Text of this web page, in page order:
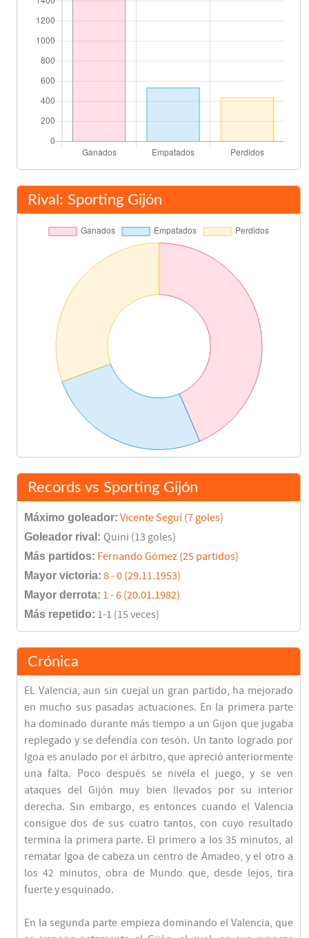
Rival: Sporting Gijón
Records vs Sporting Gijón
Máximo goleador: Vicente Seguí (7 goles)
Goleador rival: Quini (13 goles)
Más partidos: Fernando Gómez (25 partidos)
Mayor victoria: 8 - 0 (29.11.1953)
Mayor derrota: 1 - 6 (20.01.1982)
Más repetido: 1-1 (15 veces)
Crónica
EL Valencia, aun sin cuejal un gran partido, ha mejorado
en mucho sus pasadas actuaciones. En la primera parte
ha dominado durante más tiempo a un Gijon que jugaba
replegado y se defendía con tesón. Un tanto logrado por
Igoa es anulado por el árbitro, que apreció anteriormente
una falta. Poco después se nivela el juego, y se ven
ataques del Gijón muy bien llevados por su interior
derecha. Sin embargo, es entonces cuando el Valencia
consigue dos de sus cuatro tantos, con cuyo resultado
termina la primera parte. El primero a los 35 minutos, al
rematar Igoa de cabeza un centro de Amadeo, y el otro a
los 42 minutos, obra de Mundo que, desde lejos, tira
fuerte y esquinado.
En la segunda parte empieza dominando el Valencia, que